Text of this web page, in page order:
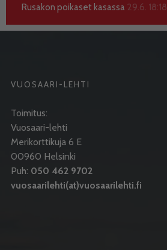
Rusakon poikaset kasassa 29.6. 18:18
VUOSAARI-LEHTI
Toimitus:
Vuosaari-lehti
Merikorttikuja 6 E
00960 Helsinki
Puh: 050 462 9702
vuosaarilehti(at)vuosaarilehti.fi